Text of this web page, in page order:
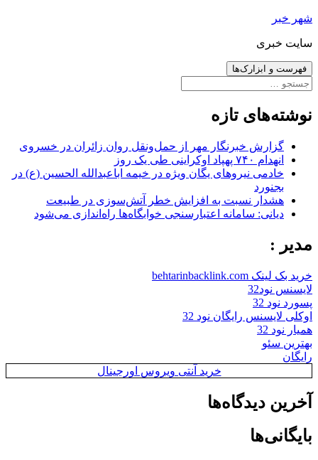
رفتن
نوشته‌ها
شهر خبر
سایت خبری
فهرست و ابزارک‌ها
جستجو
نوشته‌های تازه
گزارش خبرنگار مهر از حمل‌ونقل روان زائران در خسروی
انهدام ۷۴۰ پهپاد اوکراینی طی یک روز
خادمی نیروهای یگان ویژه در خیمه اباعبدالله الحسین (ع) در
بجنورد
هشدار نسبت به افزایش خطر آتش‌سوزی در طبیعت
دیانی: سامانه اعتبارسنجی خوابگاه‌ها راه‌اندازی می‌شود
مدیر :
خرید بک لینک behtarinbacklink.com
لایسنس نود32
پسورد نود 32
اوکلی لایسنس رایگان نود 32
همیار نود 32
بهترین سئو
رایگان
خرید آنتی ویروس اورجینال
آخرین دیدگاه‌ها
بایگانی‌ها